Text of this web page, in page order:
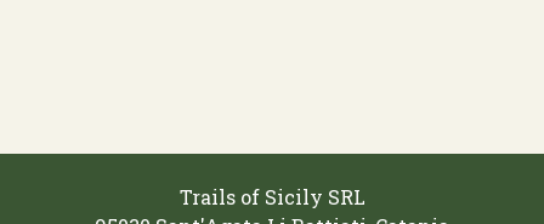
Trails of Sicily SRL